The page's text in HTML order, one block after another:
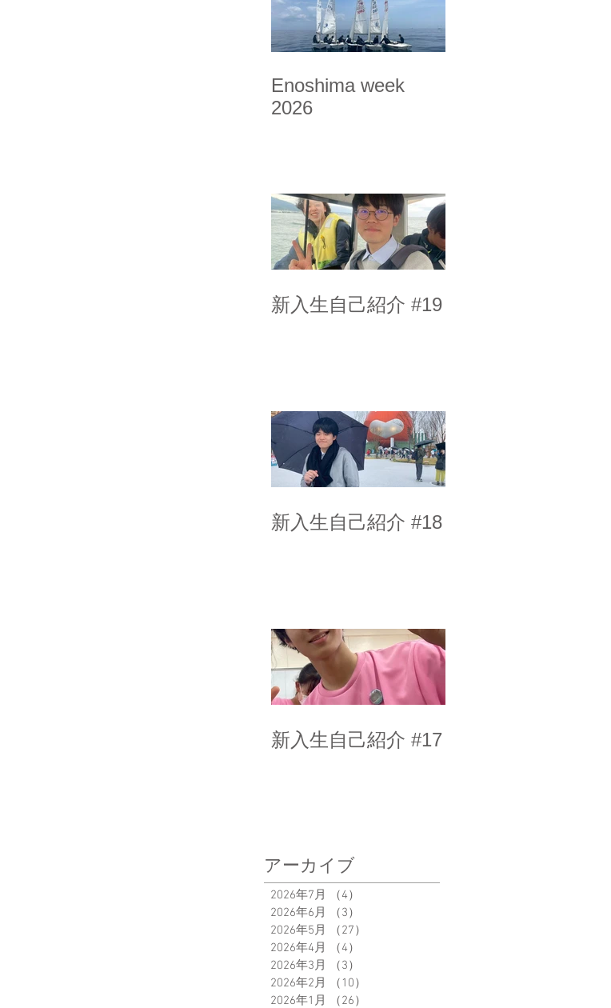
Enoshima week
2026
新入生自己紹介 #19
新入生自己紹介 #18
新入生自己紹介 #17
アーカイブ
2026年7月 （4）
2026年6月
（3）
2026年5月
（27）
2026年4月
（4）
2026年3月
（3）
2026年2月
（10）
2026年1月
（26）